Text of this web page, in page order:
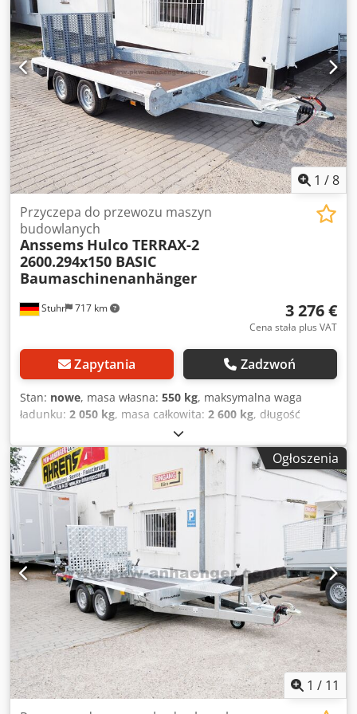
standardowe przyczepy pod maszyny obejmuje wytrzymałą
ramę, pomost najazdowy, podstawkę na łyżkę, koło
podporowe oraz dyszel w kształcie litery V. Codpov A T
Ihofx Ag Dorf
1 /8
Stuhr 717 km
Przyczepa do przewozu maszyn
budowlanych
Anssems Hulco TERRAX-2
2600.294x150 BASIC
Baumaschinenanhänger
3 276 €
Cena stała plus VAT
Zapytania Zadzwoń
Stan: nowe, masa własna: 550 kg, maksymalna waga
ładunku: 2 050 kg, masa całkowita: 2 600 kg, długość
2 940 mm
ładunkowej:1 500 mm, wysokość przestrzeni ładunkowej:
270 mm, rozmiar opony: 185/60r12
, Transporter koparek
producenta HULCO, model TERRAX-2 2600.294x150-BASIC.
W wyposażeniu standardowym maszynowy transporter
Hulco-Anssems posiada podłogę drewnianą, uchwyty do
mocowania ładunku, rampę najazdową z wspomaganiem
sprężynowym i podporą, półkę na łyżkę, solidną spawaną
ramę stalową, koło podporowe oraz dyszel typu V.
Cjdoqwddhspfx Ag Djrf Oferujemy również akcesoria do
kiprowanych przyczep Anssems, takie jak burty nadstawne,
nadstawy siatkowe, skrzynki narzędziowe, pasy mocujące,
siatki i zamki do przyczep.
Ogłoszenia
1 / 11